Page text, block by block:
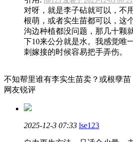
对呀，就是李子砧就可以，不
根萌，或者实生苗都可以，这
沟边种植都没问题，那几十颗
下10来公分就是水。我感觉唯
刺嫁接的时候容易把手弄伤。
不知帮里谁有李实生苗卖？或根孽苗
网友锐评
2025-12-3 07:33 lse123